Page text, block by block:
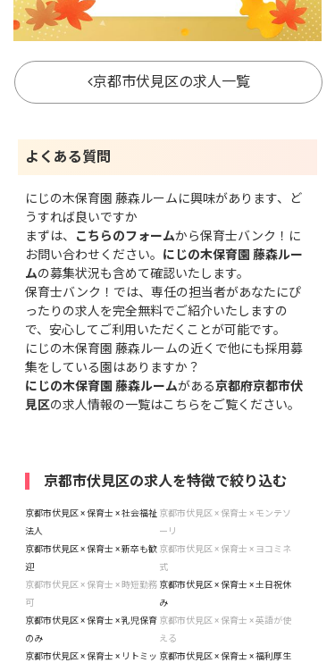
京都市伏見区の求人一覧
よくある質問
にじの木保育園 藤森ルームに興味があります、ど
うすれば良いですか
まずは、
こちらのフォームから保育士バンク！に
お問い合わせください。 にじの木保育園 藤森ルー
ムの募集状況も含めて確認いたします。
保育士バンク！では、専任の担当者があなたにぴ
ったりの求人を完全無料でご紹介いたしますの
で、安心してご利用いただくことが可能です。
にじの木保育園 藤森ルームの近くで他にも採用募
集をしている園はありますか？
にじの木保育園 藤森ルームがある京都府京都市伏
見区の求人情報の一覧はこちらをご覧ください。
京都市伏見区の求人を特徴で絞り込む
京都市伏見区 × 保育士 × 社会福祉
法人
京都市伏見区 × 保育士 × モンテソ
ーリ
京都市伏見区 × 保育士 × 新卒も歓
迎
京都市伏見区 × 保育士 × ヨコミネ
式
京都市伏見区 × 保育士 × 時短勤務
可
京都市伏見区 × 保育士 × 土日祝休
み
京都市伏見区 × 保育士 × 乳児保育
のみ
京都市伏見区 × 保育士 × 英語が使
える
京都市伏見区 × 保育士 × リトミッ 京都市伏見区 × 保育士 × 福利厚生